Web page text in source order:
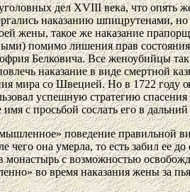
дел XVIII века, что опять
наказанию шпицрутенами,
жены, такое же наказание
помимо лишения прав
Белковича. Все женоубийцы
наказание в виде смертной
мира со Швецией. Но в 1722году
успешную стратегию
с просьбой сослать его в
поведение правильной
она умерла, то есть забил ее
с возможностью
во время наказания жены за